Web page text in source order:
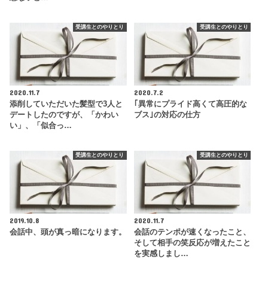
受講生とのやりとり
2020.11.7
添削していただいた髪型で3人と
デートしたのですが、「かわい
い」、「似合っ…
受講生とのやりとり
2020.7.2
｢異常にプライド高くて高圧的な
ブス｣の対応の仕方
受講生とのやりとり
2019.10.8
会話中、頭が真っ暗になります。
受講生とのやりとり
2020.11.7
会話のテンポが速くなったこと、
そして相手の笑反応が増えたこと
を実感しまし…